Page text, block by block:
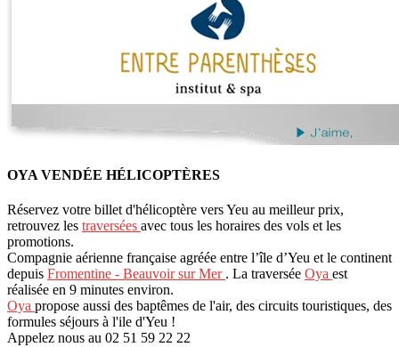
OYA VENDÉE HÉLICOPTÈRES
Réservez votre billet d'hélicoptère vers Yeu au meilleur prix,
retrouvez les traversées avec tous les horaires des vols et les
promotions.
Compagnie aérienne française agréée entre l’île d’Yeu et le continent
depuis Fromentine - Beauvoir sur Mer . La traversée Oya est
réalisée en 9 minutes environ.
Oya propose aussi des baptêmes de l'air, des circuits touristiques, des
formules séjours à l'ile d'Yeu !
Appelez nous au 02 51 59 22 22